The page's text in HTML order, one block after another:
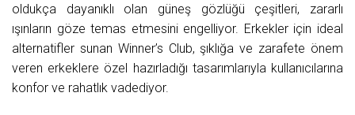
oldukça dayanıklı olan güneş gözlüğü çeşitleri, zararlı
ışınların göze temas etmesini engelliyor. Erkekler için ideal
alternatifler sunan Winner’s Club, şıklığa ve zarafete önem
veren erkeklere özel hazırladığı tasarımlarıyla kullanıcılarına
konfor ve rahatlık vadediyor.